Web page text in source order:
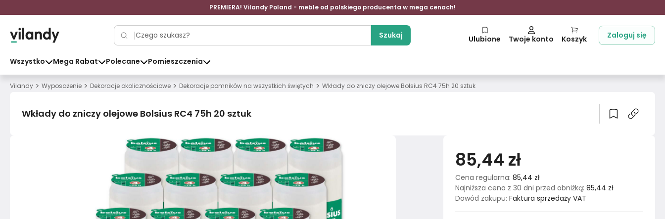
PREMIERA! Vilandy Poland - meble od polskiego producenta w mega cenach!
Szukaj Ulubione Twoje konto Koszyk Zaloguj się
Wszystko Mega Rabat Polecane Pomieszczenia
Vilandy > Wyposażenie > Dekoracje okolicznościowe > Dekoracje pomników na wszystkich świętych > Wkłady do zniczy olejowe Bolsius RC4 75h 20 sztuk
Wkłady do zniczy olejowe Bolsius RC4 75h 20 sztuk
85,44 zł
Cena regularna: 85,44 zł
Najniższa cena z 30 dni przed obniżką: 85,44 zł
Dowód zakupu: Faktura sprzedaży VAT